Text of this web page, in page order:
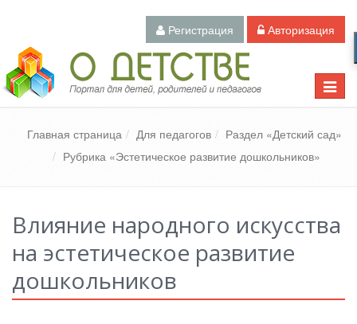
Регистрация Авторизация
Toggle
Педагогический портал «О детстве»
Главная страница Для педагогов
Раздел «Детский сад»
Рубрика «Эстетическое развитие дошкольников»
Влияние народного искусства
на эстетическое развитие
дошкольников